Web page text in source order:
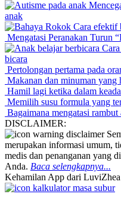
anak
Cara efektif
Mengatasi Peranakan Turun
bicara
Pertolongan pertama pada
Makanan dan minuman yang
Hamil lagi ketika dalam
Memilih susu formula yang
Bagaimana mengatasi
DISCLAIMER:
merupakan informasi umum,
medis dan penanganan yang
Anda. Baca selengkapnya...
Kehamilan App dari LuviZhea